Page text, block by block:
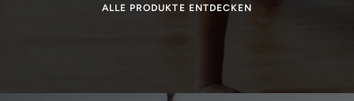
ALLE PRODUKTE ENTDECKEN